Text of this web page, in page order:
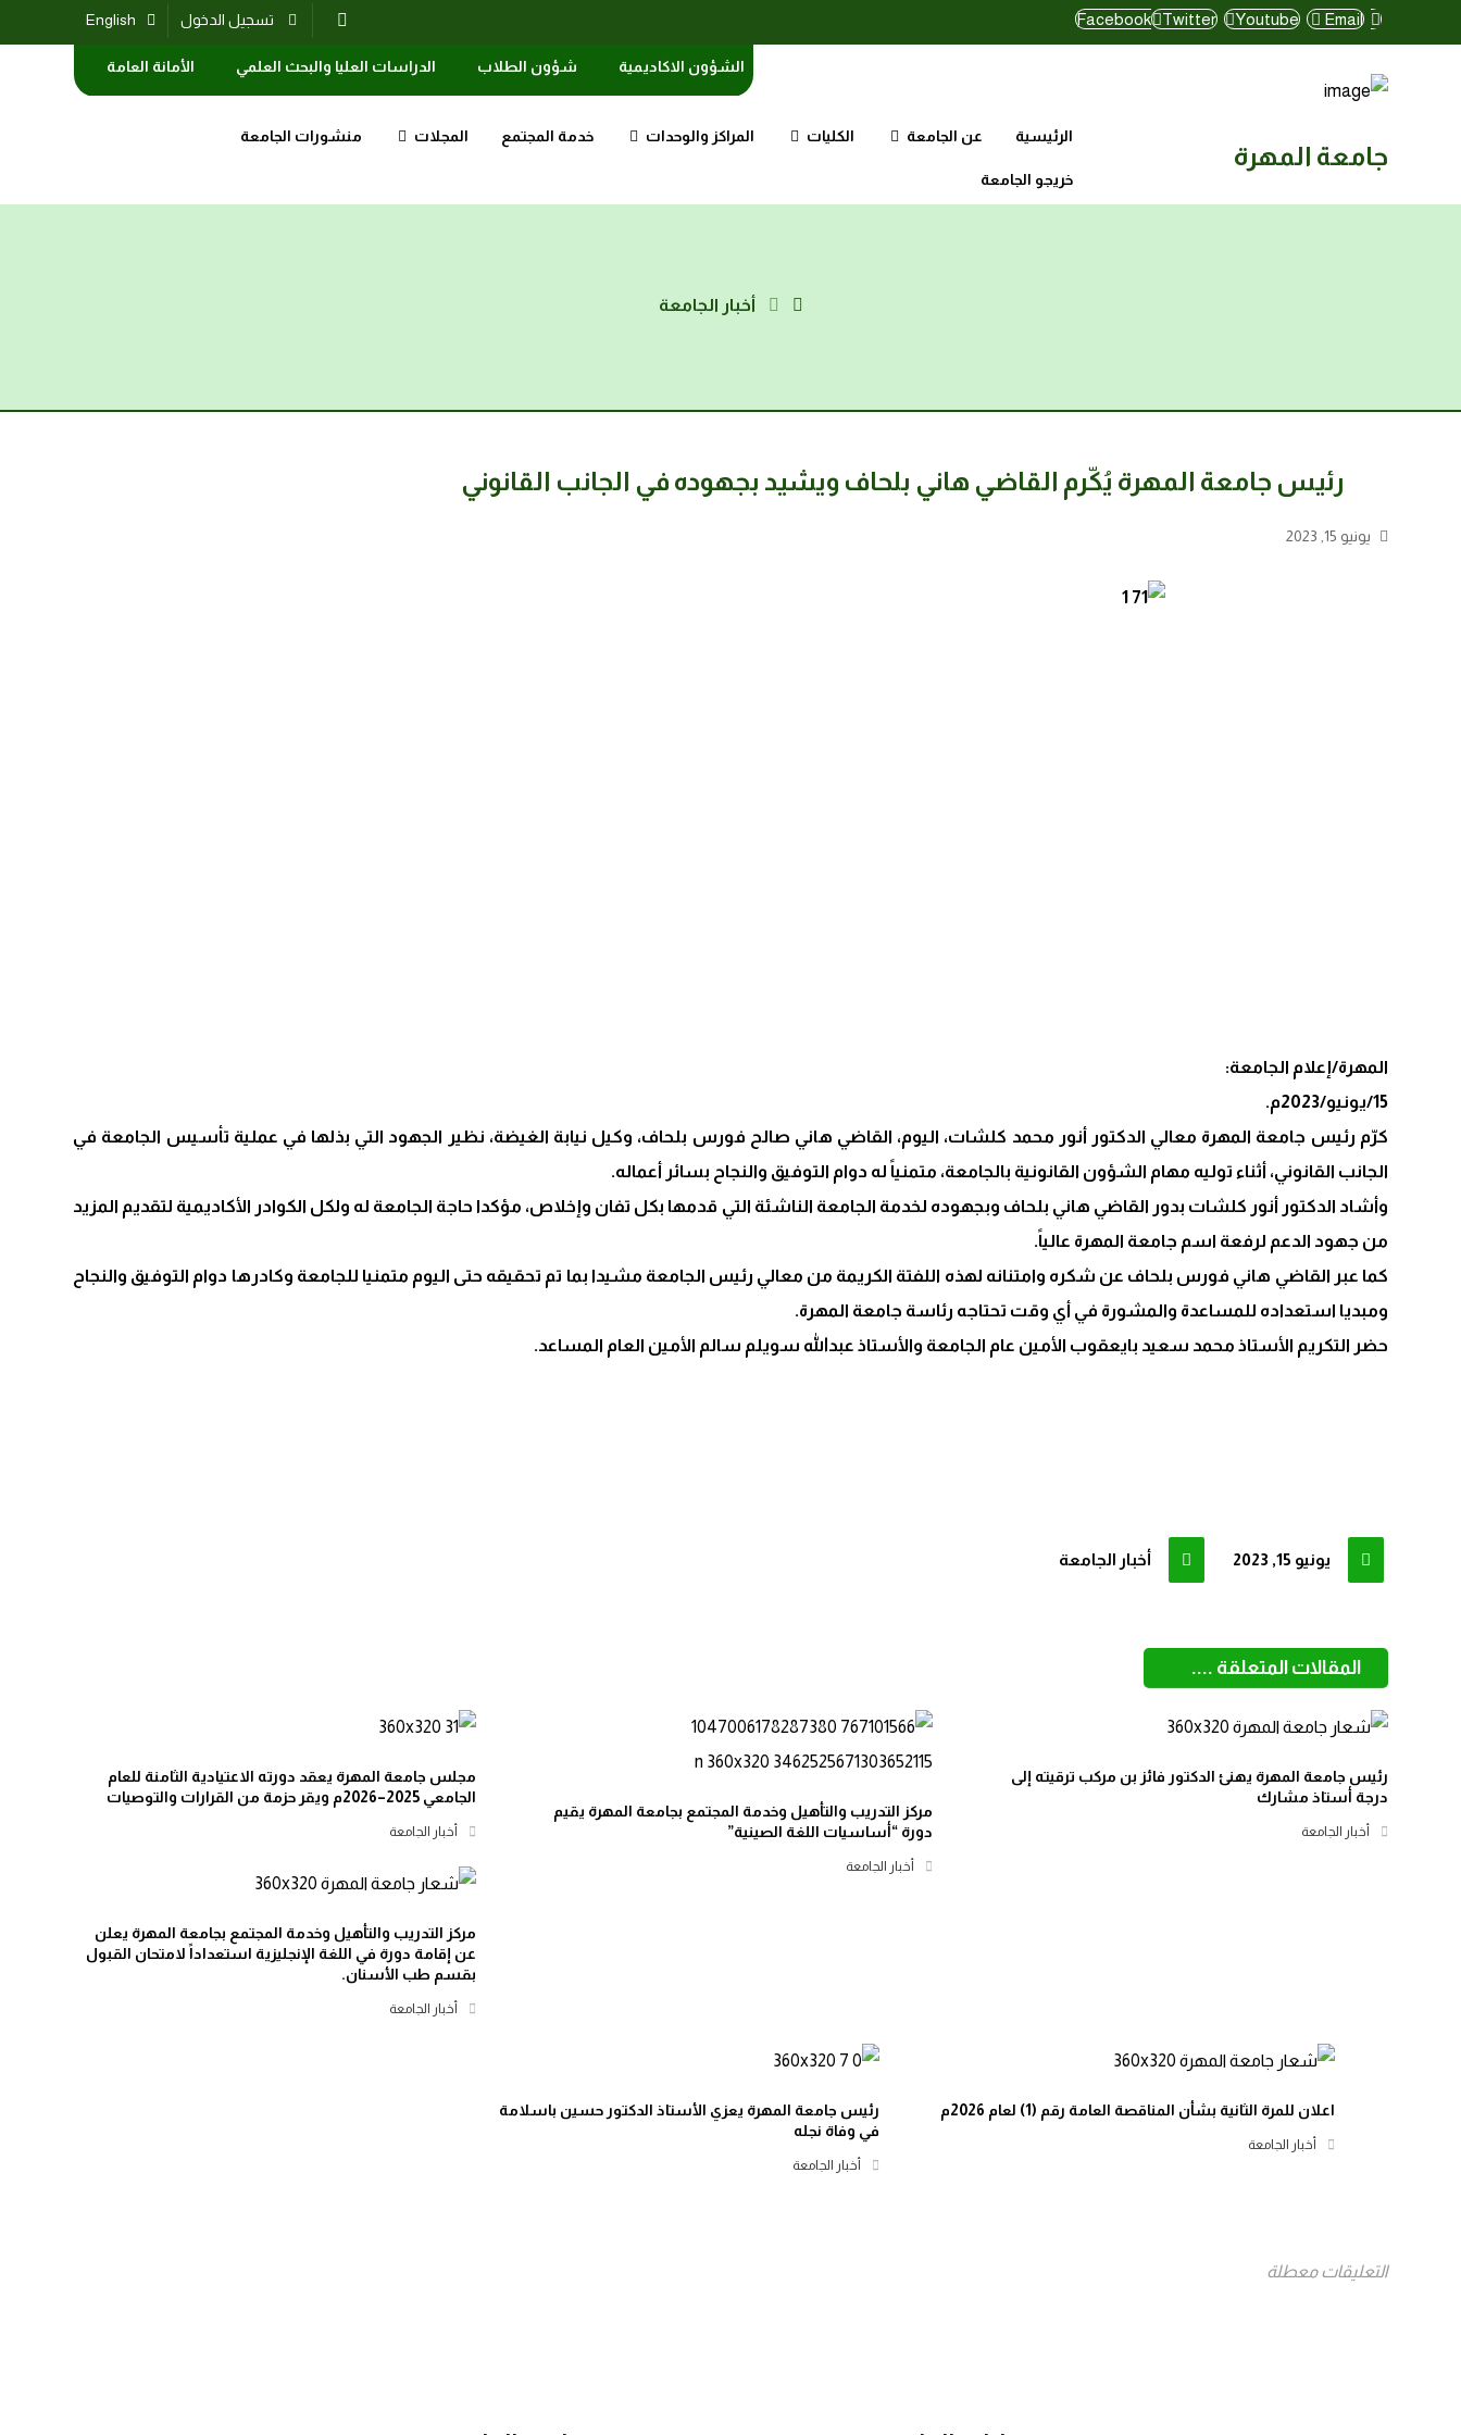
Facebook Twitter Youtube Email
English تسجيل الدخول
الشؤون الاكاديمية شؤون الطلاب الدراسات العليا والبحث العلمي الأمانة العامة
جامعة المهرة
الرئيسية عن الجامعة الكليات المراكز والوحدات خدمة المجتمع المجلات منشورات الجامعة
خريجو الجامعة
أخبار الجامعة
رئيس جامعة المهرة يُكّرم القاضي هاني بلحاف ويشيد بجهوده في الجانب القانوني
يونيو 15, 2023
المهرة/إعلام الجامعة:
15/يونيو/2023م.
كرّم رئيس جامعة المهرة معالي الدكتور أنور محمد كلشات، اليوم، القاضي هاني صالح فورس بلحاف، وكيل نيابة الغيضة، نظير الجهود التي بذلها في عملية تأسيس الجامعة في
الجانب القانوني، أثناء توليه مهام الشؤون القانونية بالجامعة، متمنياً له دوام التوفيق والنجاح بسائر أعماله.
وأشاد الدكتور أنور كلشات بدور القاضي هاني بلحاف وبجهوده لخدمة الجامعة الناشئة التي قدمها بكل تفان وإخلاص، مؤكدا حاجة الجامعة له ولكل الكوادر الأكاديمية لتقديم المزيد
من جهود الدعم لرفعة اسم جامعة المهرة عالياً.
كما عبر القاضي هاني فورس بلحاف عن شكره وامتنانه لهذه اللفتة الكريمة من معالي رئيس الجامعة مشيدا بما تم تحقيقه حتى اليوم متمنيا للجامعة وكادرها دوام التوفيق والنجاح
ومبديا استعداده للمساعدة والمشورة في أي وقت تحتاجه رئاسة جامعة المهرة.
حضر التكريم الأستاذ محمد سعيد بايعقوب الأمين عام الجامعة والأستاذ عبدالله سويلم سالم الأمين العام المساعد.
يونيو 15, 2023 أخبار الجامعة
المقالات المتعلقة ....
رئيس جامعة المهرة يهنئ الدكتور فائز بن مركب ترقيته إلى
درجة أستاذ مشارك
أخبار الجامعة
مركز التدريب والتأهيل وخدمة المجتمع بجامعة المهرة يقيم
دورة “أساسيات اللغة الصينية”
أخبار الجامعة
مجلس جامعة المهرة يعقد دورته الاعتيادية الثامنة للعام
الجامعي 2025–2026م ويقر حزمة من القرارات والتوصيات
أخبار الجامعة
مركز التدريب والتأهيل وخدمة المجتمع بجامعة المهرة يعلن
عن إقامة دورة في اللغة الإنجليزية استعداداً لامتحان القبول
بقسم طب الأسنان.
أخبار الجامعة
اعلان للمرة الثانية بشأن المناقصة العامة رقم (1) لعام 2026م
أخبار الجامعة
رئيس جامعة المهرة يعزي الأستاذ الدكتور حسين باسلامة
في وفاة نجله
أخبار الجامعة
التعليقات معطلة